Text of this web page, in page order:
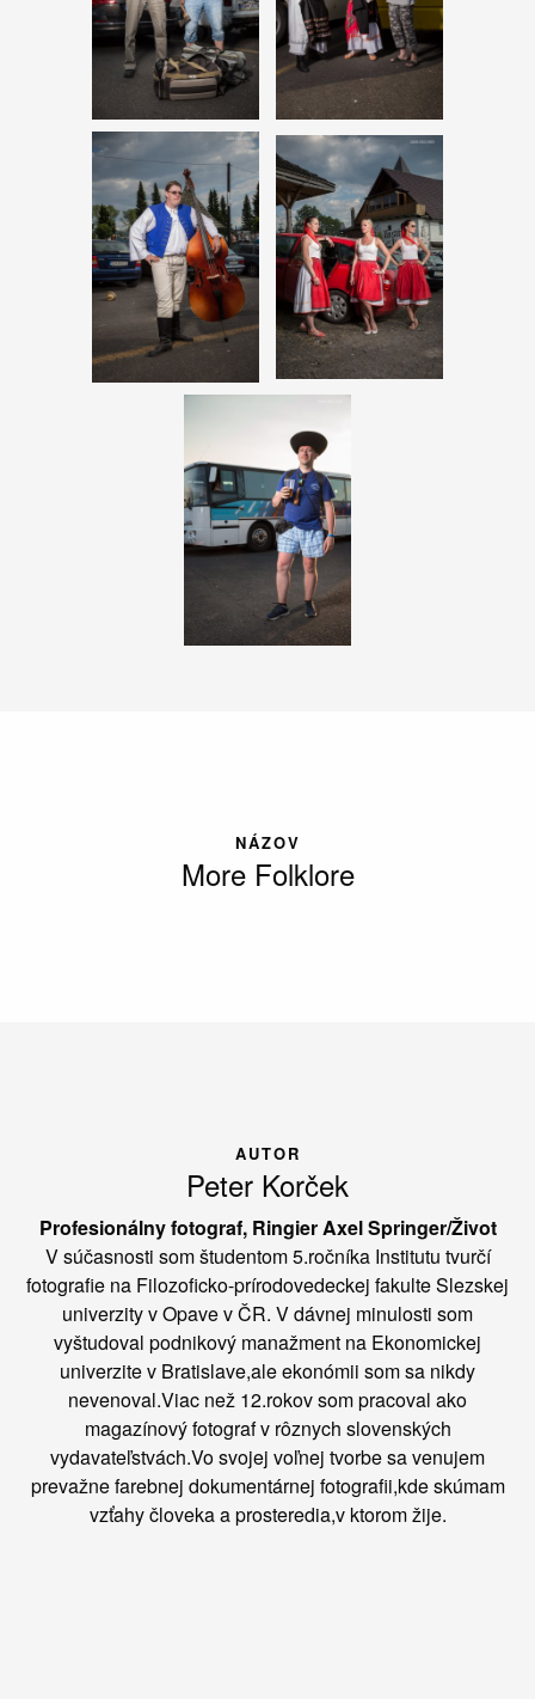
NÁZOV
More Folklore
AUTOR
Peter Korček
Profesionálny fotograf, Ringier Axel Springer/Život
V súčasnosti som študentom 5.ročníka Institutu tvurčí
fotografie na Filozoficko-prírodovedeckej fakulte Slezskej
univerzity v Opave v ČR. V dávnej minulosti som
vyštudoval podnikový manažment na Ekonomickej
univerzite v Bratislave,ale ekonómii som sa nikdy
nevenoval.Viac než 12.rokov som pracoval ako
magazínový fotograf v rôznych slovenských
vydavateľstvách.Vo svojej voľnej tvorbe sa venujem
prevažne farebnej dokumentárnej fotografii,kde skúmam
vzťahy človeka a prosteredia,v ktorom žije.